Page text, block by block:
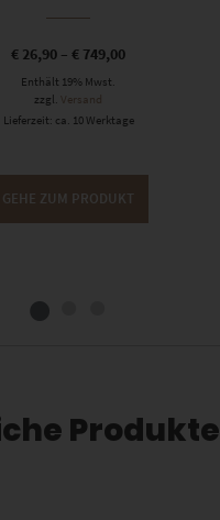
€ 26,90 –€ 749,00
Enthält 19% Mwst.
zzgl. Versand
Lieferzeit: ca. 10 Werktage
GEHE ZUM PRODUKT
Produkte